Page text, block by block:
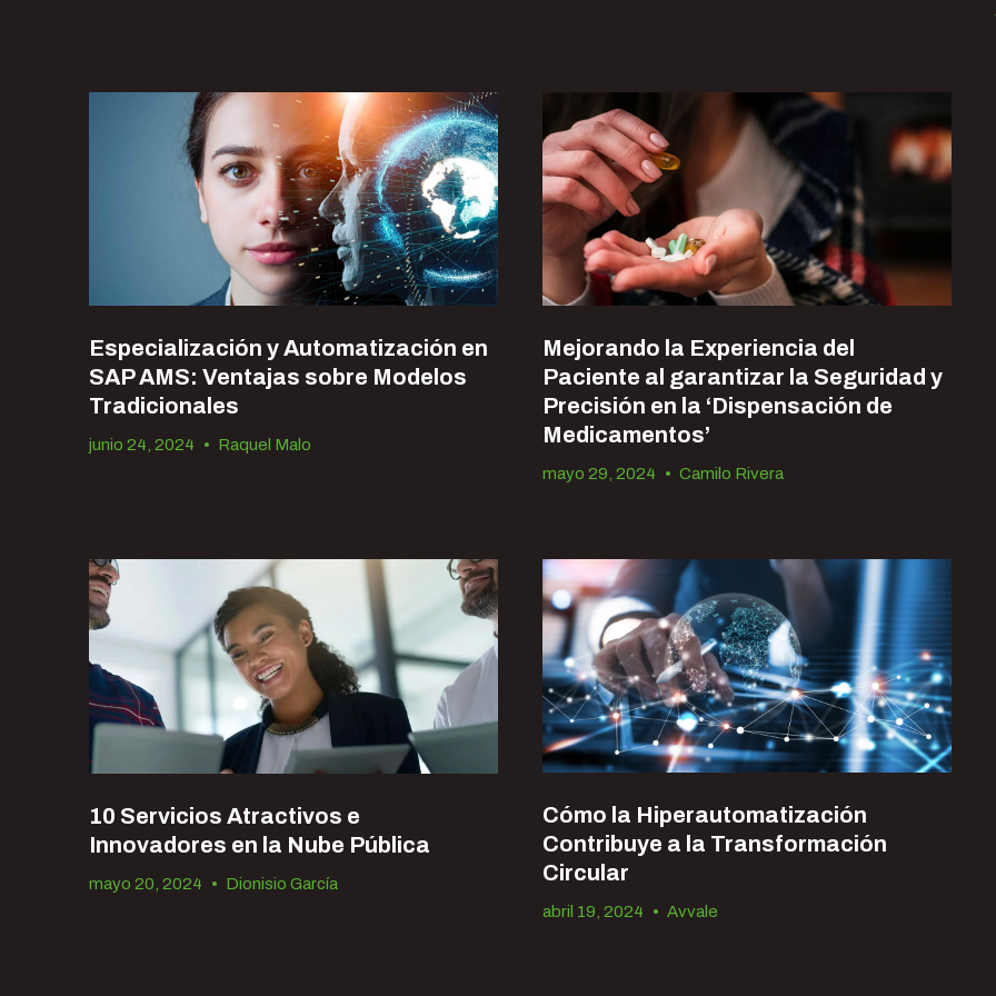
Especialización y Automatización en
SAP AMS: Ventajas sobre Modelos
Tradicionales
junio 24, 2024 • Raquel Malo
Mejorando la Experiencia del
Paciente al garantizar la Seguridad y
Precisión en la ‘Dispensación de
Medicamentos’
mayo 29, 2024 • Camilo Rivera
10 Servicios Atractivos e
Innovadores en la Nube Pública
mayo 20, 2024 • Dionisio García
Cómo la Hiperautomatización
Contribuye a la Transformación
Circular
abril 19, 2024 • Avvale